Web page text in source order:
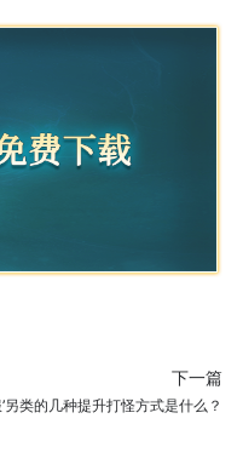
下一篇
另类的几种提升打怪方式是什么？